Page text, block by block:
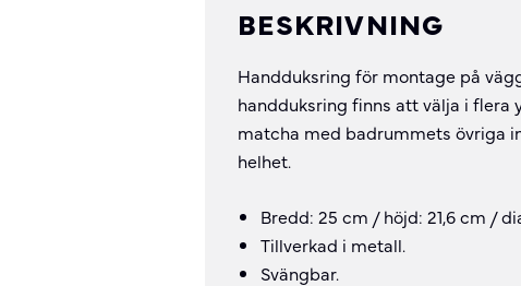
BESKRIVNING
Handduksring för montage på
handduksring finns att välja i flera
matcha med badrummets övriga
helhet.
Bredd: 25 cm / höjd: 21,6 cm /
Tillverkad i metall.
Svängbar.